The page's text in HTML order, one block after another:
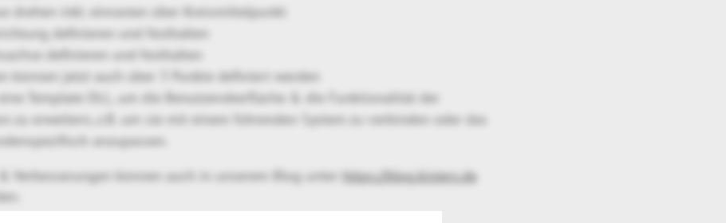
drehen inkl. einrasten über Kreismittelpunkt
definieren und festhalten
definieren und festhalten
können jetzt auch über 3 Punkte definiert werden
Template DLL, um die Benutzeroberfläche & die Funktionalität der
zu erweitern, z.B. um sie mit einem führenden System zu verbinden oder das
anzupassen.
Verbesserungen können auch in unserem Blog unter https://blog.kisters.de